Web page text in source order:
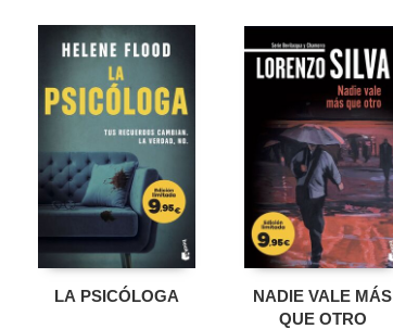
LA PSICÓLOGA
NADIE VALE MÁS
QUE OTRO